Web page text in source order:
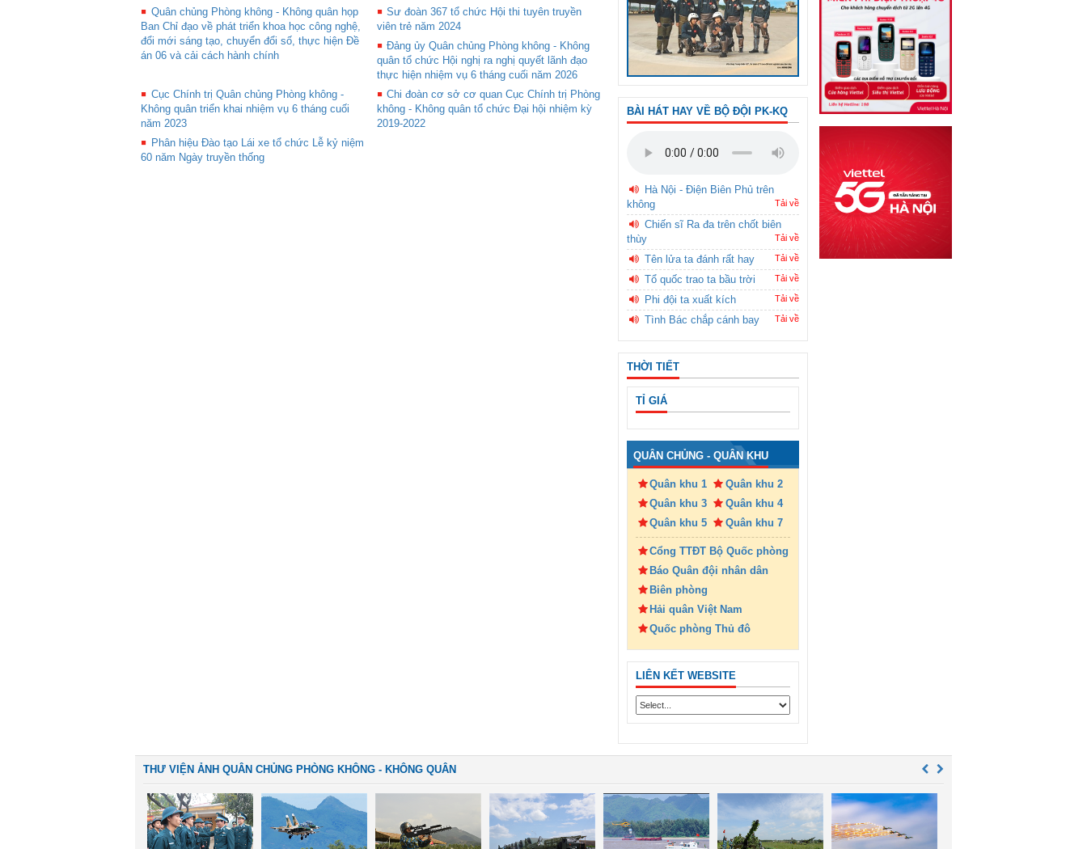
Quân chủng Phòng không - Không quân họp
Ban Chỉ đạo về phát triển khoa học công nghệ,
đổi mới sáng tạo, chuyển đổi số, thực hiện Đề
án 06 và cải cách hành chính
Sư đoàn 367 tổ chức Hội thi tuyên truyền
viên trẻ năm 2024
Đảng ủy Quân chủng Phòng không - Không
quân tổ chức Hội nghị ra nghị quyết lãnh đạo
thực hiện nhiệm vụ 6 tháng cuối năm 2026
Cục Chính trị Quân chủng Phòng không -
Không quân triển khai nhiệm vụ 6 tháng cuối
năm 2023
Chi đoàn cơ sở cơ quan Cục Chính trị Phòng
không - Không quân tổ chức Đại hội nhiệm kỳ
2019-2022
Phân hiệu Đào tạo Lái xe tổ chức Lễ kỷ niệm
60 năm Ngày truyền thống
BÀI HÁT HAY VỀ BỘ ĐỘI PK-KQ
Hà Nội - Điện Biên Phủ trên
không
Tải về
Chiến sĩ Ra đa trên chốt biên
thùy
Tải về
Tên lửa ta đánh rất hay Tải về
Tổ quốc trao ta bầu trời Tải về
Phi đội ta xuất kích Tải về
Tình Bác chắp cánh bay Tải về
THỜI TIẾT
TỈ GIÁ
QUÂN CHỦNG - QUÂN KHU
Quân khu 1
Quân khu 2
Quân khu 3
Quân khu 4
Quân khu 5
Quân khu 7
Cổng TTĐT Bộ Quốc phòng
Báo Quân đội nhân dân
Biên phòng
Hải quân Việt Nam
Quốc phòng Thủ đô
LIÊN KẾT WEBSITE
THƯ VIỆN ẢNH QUÂN CHỦNG PHÒNG KHÔNG - KHÔNG QUÂN